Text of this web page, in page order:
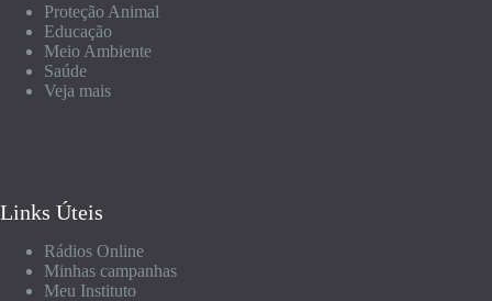
Proteção Animal
Educação
Meio Ambiente
Saúde
Veja mais
Links Úteis
Rádios Online
Minhas campanhas
Meu Instituto